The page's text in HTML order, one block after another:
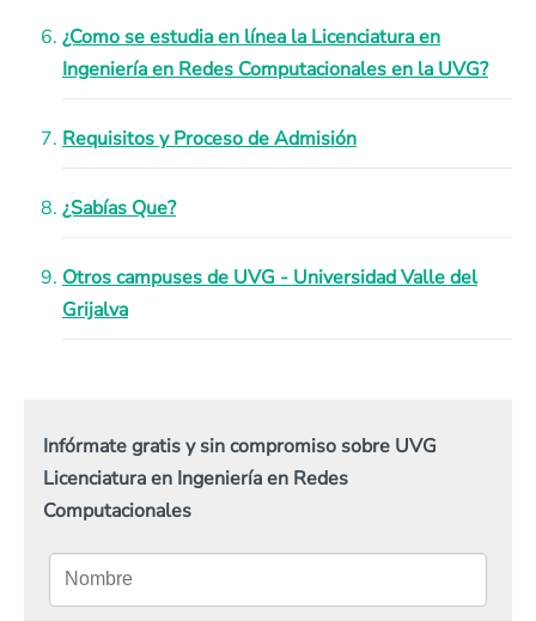
¿Como se estudia en línea la Licenciatura en
Ingeniería en Redes Computacionales en la UVG?
Requisitos y Proceso de Admisión
¿Sabías Que?
Otros campuses de UVG - Universidad Valle del
Grijalva
Infórmate gratis y sin compromiso sobre UVG
Licenciatura en Ingeniería en Redes
Computacionales